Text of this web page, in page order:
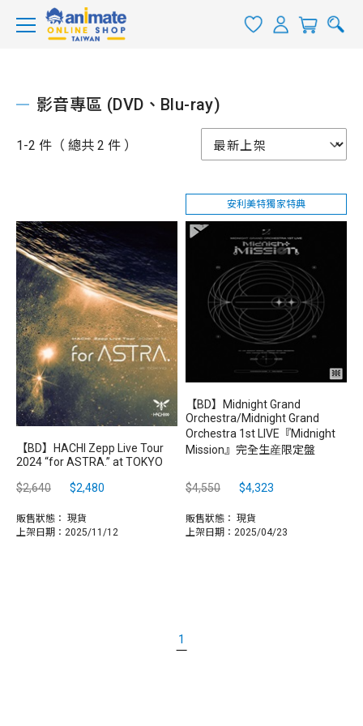
影音專區 (DVD、Blu-ray)
1-2 件（ 總共 2 件 ）
【BD】HACHI Zepp Live Tour
2024 “for ASTRA.” at TOKYO
$2,640
$2,480
販售狀態： 現貨
上架日期：2025/11/12
安利美特獨家特典
【BD】Midnight Grand
Orchestra/Midnight Grand
Orchestra 1st LIVE『Midnight
Mission』完全生産限定盤
$4,550 $4,323
販售狀態： 現貨
上架日期：2025/04/23
1